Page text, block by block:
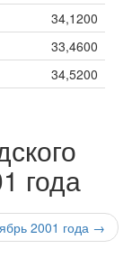
34,1200
33,4600
34,5200
года
2001 года →